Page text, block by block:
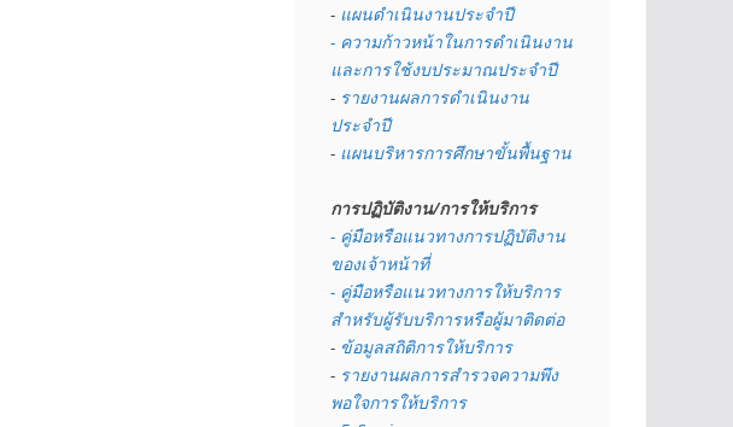
- แผนดำเนินงานประจำปี
- ความก้าวหน้าในการดำเนินงาน
และการใช้งบประมาณประจำปี
- รายงานผลการดำเนินงาน
ประจำปี
- แผนบริหารการศึกษาขั้นพื้นฐาน
การปฏิบัติงาน/การให้บริการ
- คู่มือหรือแนวทางการปฏิบัติงาน
ของเจ้าหน้าที่
- คู่มือหรือแนวทางการให้บริการ
สำหรับผู้รับบริการหรือผู้มาติดต่อ
- ข้อมูลสถิติการให้บริการ
- รายงานผลการสำรวจความพึง
พอใจการให้บริการ